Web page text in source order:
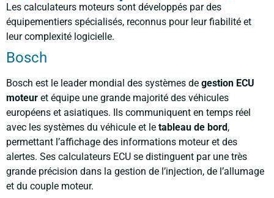
Les calculateurs moteurs sont développés par des
équipementiers spécialisés, reconnus pour leur fiabilité et
leur complexité logicielle.
Bosch
Bosch est le leader mondial des systèmes de gestion ECU
moteur et équipe une grande majorité des véhicules
européens et asiatiques. Ils communiquent en temps réel
avec les systèmes du véhicule et le tableau de bord,
permettant l’affichage des informations moteur et des
alertes. Ses calculateurs ECU se distinguent par une très
grande précision dans la gestion de l’injection, de l’allumage
et du couple moteur.